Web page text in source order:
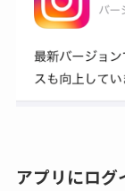
アプリにログ